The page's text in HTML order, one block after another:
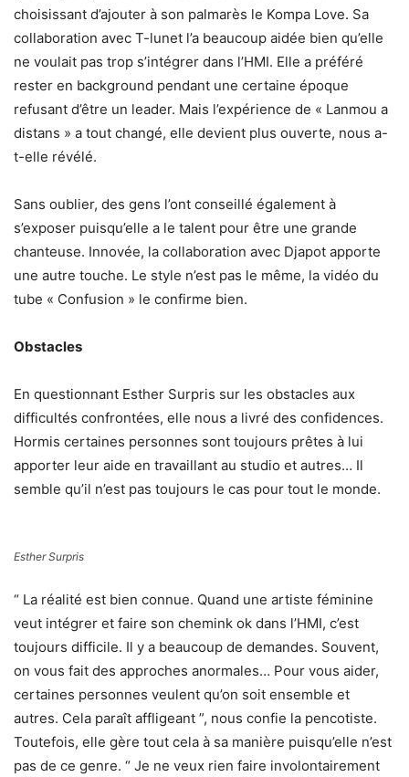
choisissant d’ajouter à son palmarès le Kompa Love. Sa
collaboration avec T-lunet l’a beaucoup aidée bien qu’elle
ne voulait pas trop s’intégrer dans l’HMI. Elle a préféré
rester en background pendant une certaine époque
refusant d’être un leader. Mais l’expérience de « Lanmou a
distans » a tout changé, elle devient plus ouverte, nous a-
t-elle révélé.
Sans oublier, des gens l’ont conseillé également à
s’exposer puisqu’elle a le talent pour être une grande
chanteuse. Innovée, la collaboration avec Djapot apporte
une autre touche. Le style n’est pas le même, la vidéo du
tube « Confusion » le confirme bien.
Obstacles
En questionnant Esther Surpris sur les obstacles aux
difficultés confrontées, elle nous a livré des confidences.
Hormis certaines personnes sont toujours prêtes à lui
apporter leur aide en travaillant au studio et autres… Il
semble qu’il n’est pas toujours le cas pour tout le monde.
Esther Surpris
“ La réalité est bien connue. Quand une artiste féminine
veut intégrer et faire son chemink ok dans l’HMI, c’est
toujours difficile. Il y a beaucoup de demandes. Souvent,
on vous fait des approches anormales… Pour vous aider,
certaines personnes veulent qu’on soit ensemble et
autres. Cela paraît affligeant ”, nous confie la pencotiste.
Toutefois, elle gère tout cela à sa manière puisqu’elle n’est
pas de ce genre. “ Je ne veux rien faire involontairement